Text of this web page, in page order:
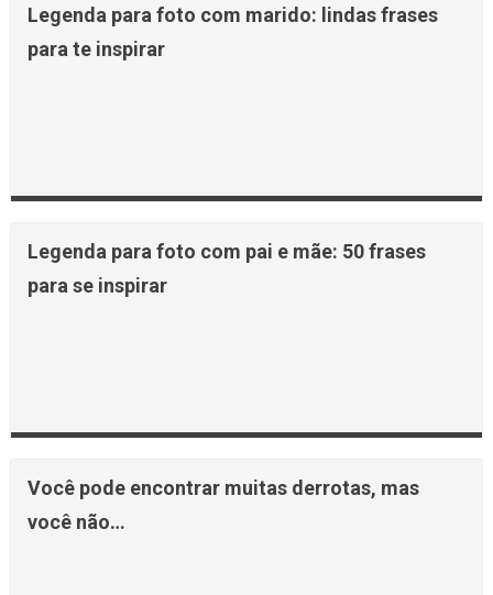
Legenda para foto com marido: lindas frases
para te inspirar
Legenda para foto com pai e mãe: 50 frases
para se inspirar
Você pode encontrar muitas derrotas, mas
você não…